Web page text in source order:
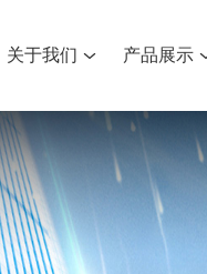
关于我们 产品展示